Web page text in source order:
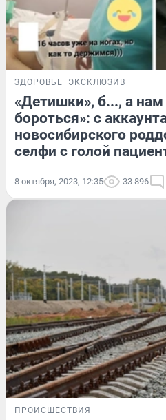
ЗДОРОВЬЕ ЭКСКЛЮЗИВ
«Детишки», б..., а
бороться»: с
новосибирского
селфи с голой
8 октября, 2023, 12:35 33 896
ПРОИСШЕСТВИЯ